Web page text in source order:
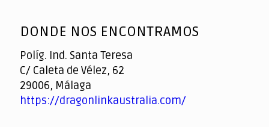
of
DONDE NOS ENCONTRAMOS
Políg. Ind. Santa Teresa
C/ Caleta de Vélez, 62
29006, Málaga
https://dragonlinkaustralia.com/